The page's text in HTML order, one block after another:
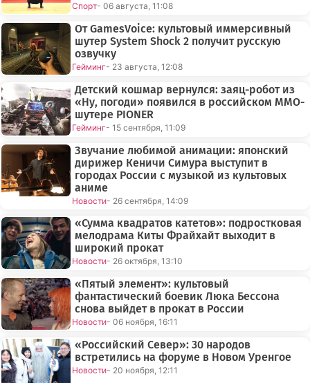
Спорт- 06 августа, 11:08
От GamesVoice: культовый иммерсивный
шутер System Shock 2 получит русскую
озвучку
Гейминг- 23 августа, 12:08
Детский кошмар вернулся: заяц-робот из
«Ну, погоди» появился в российском MMO-
шутере PIONER
Гейминг- 15 сентября, 11:09
Звучание любимой анимации: японский
дирижер Кеничи Симура выступит в
городах России с музыкой из культовых
аниме
Новости- 26 сентября, 14:09
«Сумма квадратов катетов»: подростковая
мелодрама Киты Фрайхайт выходит в
широкий прокат
Новости- 26 октября, 13:10
«Пятый элемент»: культовый
фантастический боевик Люка Бессона
снова выйдет в прокат в России
Новости- 06 ноября, 16:11
«Российский Север»: 30 народов
встретились на форуме в Новом Уренгое
Новости- 20 ноября, 12:11